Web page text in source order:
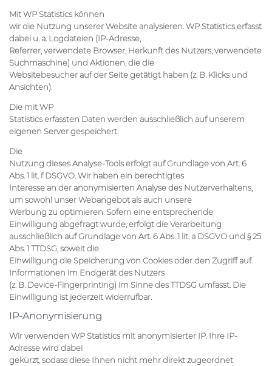
Mit WP Statistics können
wir die Nutzung unserer Website analysieren. WP Statistics erfasst
dabei u. a. Logdateien (IP-Adresse,
Referrer, verwendete Browser, Herkunft des Nutzers, verwendete
Suchmaschine) und Aktionen, die die
Websitebesucher auf der Seite getätigt haben (z. B. Klicks und
Ansichten).
Die mit WP
Statistics erfassten Daten werden ausschließlich auf unserem
eigenen Server gespeichert.
Die
Nutzung dieses Analyse-Tools erfolgt auf Grundlage von Art. 6
Abs. 1 lit. f DSGVO. Wir haben ein berechtigtes
Interesse an der anonymisierten Analyse des Nutzerverhaltens,
um sowohl unser Webangebot als auch unsere
Werbung zu optimieren. Sofern eine entsprechende
Einwilligung abgefragt wurde, erfolgt die Verarbeitung
ausschließlich auf Grundlage von Art. 6 Abs. 1 lit. a DSGVO und § 25
Abs. 1 TTDSG, soweit die
Einwilligung die Speicherung von Cookies oder den Zugriff auf
Informationen im Endgerät des Nutzers
(z. B. Device-Fingerprinting) im Sinne des TTDSG umfasst. Die
Einwilligung ist jederzeit widerrufbar.
IP-Anonymisierung
Wir verwenden WP Statistics mit anonymisierter IP. Ihre IP-
Adresse wird dabei
gekürzt, sodass diese Ihnen nicht mehr direkt zugeordnet